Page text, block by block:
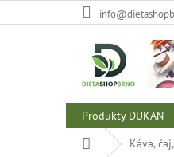
na
Produkty DUKAN
Domů
Káva,